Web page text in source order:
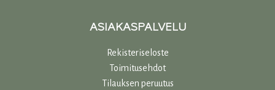
ASIAKASPALVELU
Rekisteriseloste
Toimitusehdot
Tilauksen peruutus